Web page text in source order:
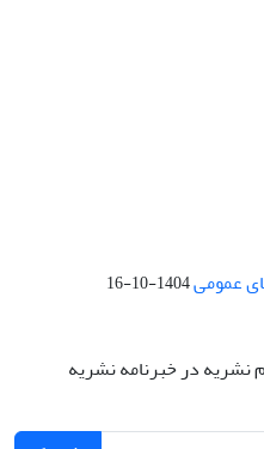
عمومی1404-10-16
نشریه در خبرنامه نشریه